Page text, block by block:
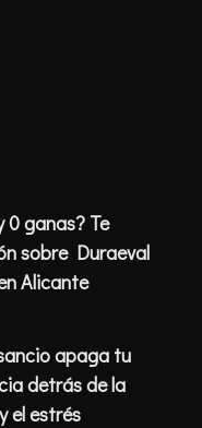
0 ganas? Te
sobre Duraeval
Alicante
apaga tu
detrás de la
el estrés